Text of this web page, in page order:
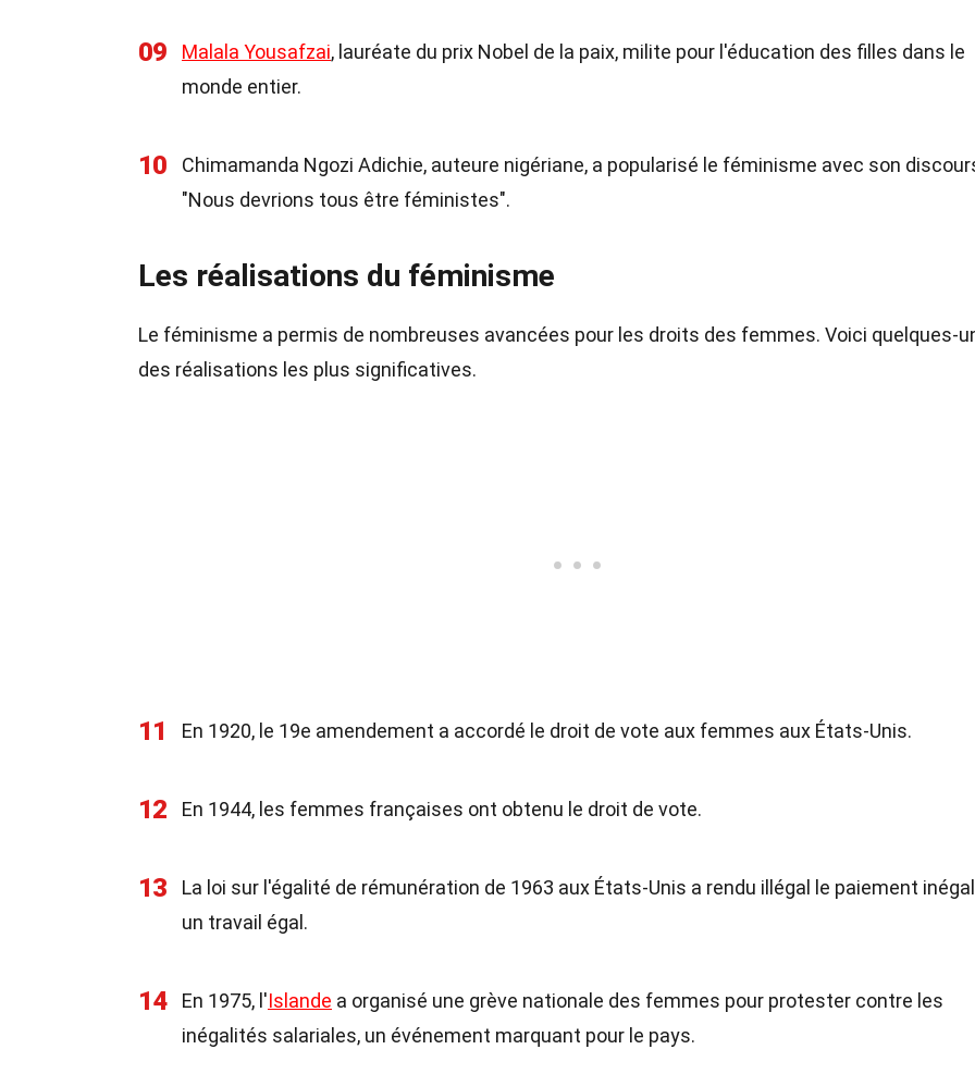
09 Malala Yousafzai, lauréate du prix Nobel de la paix, milite pour l'éducation des filles dans le
monde entier.
10
Chimamanda Ngozi Adichie, auteure nigériane, a popularisé le féminisme avec son
"Nous devrions tous être féministes".
Les réalisations du féminisme
Le féminisme a permis de nombreuses avancées pour les droits des femmes. Voici quelques-
des réalisations les plus significatives.
11 En 1920, le 19e amendement a accordé le droit de vote aux femmes aux États-Unis.
12 En 1944, les femmes françaises ont obtenu le droit de vote.
13
La loi sur l'égalité de rémunération de 1963 aux États-Unis a rendu illégal le paiement
un travail égal.
14 En 1975, l'Islande a organisé une grève nationale des femmes pour protester contre les
inégalités salariales, un événement marquant pour le pays.